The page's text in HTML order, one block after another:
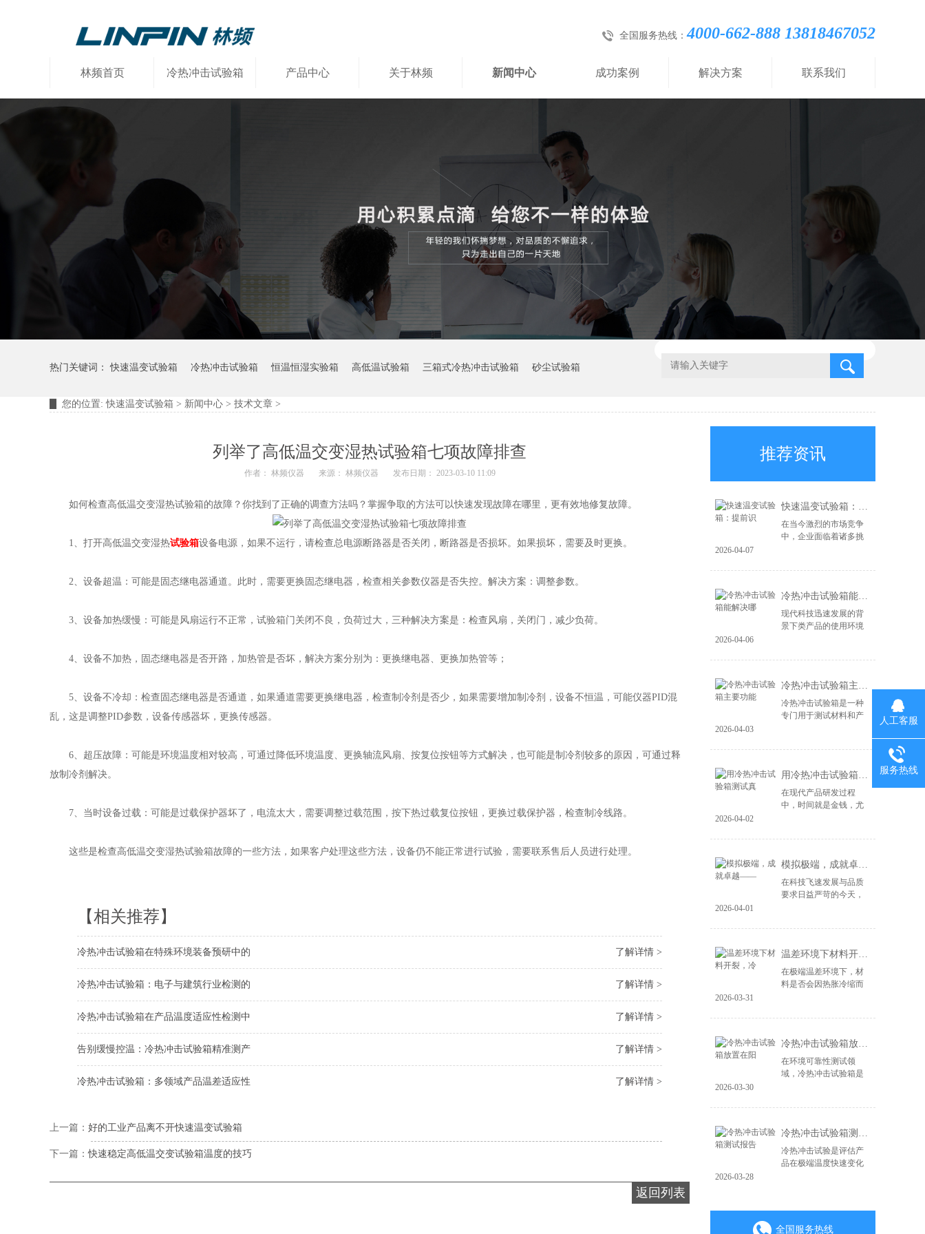
全国服务热线：4000-662-888 13818467052
林频首页 冷热冲击试验箱 产品中心 关于林频 新闻中心 成功案例 解决方案 联系我们
热门关键词：快速温变试验箱 冷热冲击试验箱 恒温恒湿实验箱 高低温试验箱 三箱式冷热冲击试验箱 砂尘试验箱
您的位置:快速温变试验箱 > 新闻中心 > 技术文章 >
列举了高低温交变湿热试验箱七项故障排查
作者： 林频仪器 来源： 林频仪器 发布日期： 2023-03-10 11:09
如何检查高低温交变湿热试验箱的故障？你找到了正确的调查方法吗？掌握争取的方法可以快速发现故障在哪里，更有效地修复故障。
1、打开高低温交变湿热试验箱设备电源，如果不运行，请检查总电源断路器是否关闭，断路器是否损坏。如果损坏，需要及时更换。
2、设备超温：可能是固态继电器通道。此时，需要更换固态继电器，检查相关参数仪器是否失控。解决方案：调整参数。
3、设备加热缓慢：可能是风扇运行不正常，试验箱门关闭不良，负荷过大，三种解决方案是：检查风扇，关闭门，减少负荷。
4、设备不加热，固态继电器是否开路，加热管是否坏，解决方案分别为：更换继电器、更换加热管等；
5、设备不冷却：检查固态继电器是否通道，如果通道需要更换继电器，检查制冷剂是否少，如果需要增加制冷剂，设备不恒温，可能仪器PID混
乱，这是调整PID参数，设备传感器坏，更换传感器。
6、超压故障：可能是环境温度相对较高，可通过降低环境温度、更换轴流风扇、按复位按钮等方式解决，也可能是制冷剂较多的原因，可通过释
放制冷剂解决。
7、当时设备过载：可能是过载保护器坏了，电流太大，需要调整过载范围，按下热过载复位按钮，更换过载保护器，检查制冷线路。
这些是检查高低温交变湿热试验箱故障的一些方法，如果客户处理这些方法，设备仍不能正常进行试验，需要联系售后人员进行处理。
【相关推荐】
冷热冲击试验箱在特殊环境装备预研中的 了解详情 >
冷热冲击试验箱：电子与建筑行业检测的 了解详情 >
冷热冲击试验箱在产品温度适应性检测中 了解详情 >
告别缓慢控温：冷热冲击试验箱精准测产 了解详情 >
冷热冲击试验箱：多领域产品温差适应性 了解详情 >
上一篇： 好的工业产品离不开快速温变试验箱
下一篇：快速稳定高低温交变试验箱温度的技巧
返回列表
推荐资讯
快速温变试验箱：提前识
在当今激烈的市场竞争
中，企业面临着诸多挑
市场上立于不败之地，
风险识别能力和高...
2026-04-07
冷热冲击试验箱能解决哪
现代科技迅速发展的背
景下类产品的使用环境
航空航天设备等，对材
了更高的要求。...
2026-04-06
冷热冲击试验箱主要功能
冷热冲击试验箱是一种
专门用于测试材料和产
包括： 温度变化模拟：
速将样品暴露于高...
2026-04-03
用冷热冲击试验箱测试真
在现代产品研发过程
中，时间就是金钱，尤
的产品成为企业成功的
作为一种重要的测试...
2026-04-02
模拟极端，成就卓越——
在科技飞速发展与品质
要求日益严苛的今天，
造，更在于其能否经受
环境的严峻考验。...
2026-04-01
温差环境下材料开裂，冷
在极端温差环境下，材
料是否会因热胀冷缩而
无论是电子产品、汽车
材料，微小的裂纹...
2026-03-31
冷热冲击试验箱放置在阳
在环境可靠性测试领
域，冷热冲击试验箱是
测试结果的准确性直接
成败。一个常被忽视...
2026-03-30
冷热冲击试验箱测试报告
冷热冲击试验是评估产
品在极端温度快速变化
要凭证。一份具备权威
性、可追溯性的专...
2026-03-28
全国服务热线
人工客服
服务热线